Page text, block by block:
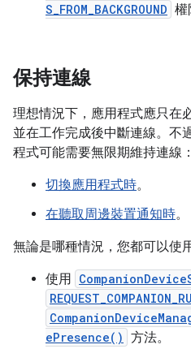
S_FROM_BACKGROUND 權
保持連線
理想情況下，應用程式應只在
並在工作完成後中斷連線。不
程式可能需要無限期維持連線：
切換應用程式時。
在聽取周邊裝置通知時。
無論是哪種情況，您都可以使
使用
ePresence() 方法。